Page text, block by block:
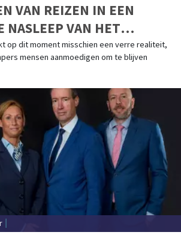
VAN REIZEN IN EEN
NASLEEP VAN HET
op dit moment misschien een verre realiteit,
mensen aanmoedigen om te blijven